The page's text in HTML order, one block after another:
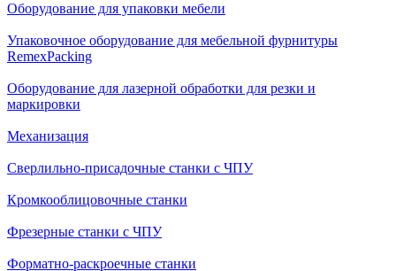
Оборудование для упаковки мебели
Упаковочное оборудование для мебельной фурнитуры
RemexPacking
Оборудование для лазерной обработки для резки и
маркировки
Механизация
Сверлильно-присадочные станки с ЧПУ
Кромкооблицовочные cтанки
Фрезерные станки с ЧПУ
Форматно-раскроечные станки